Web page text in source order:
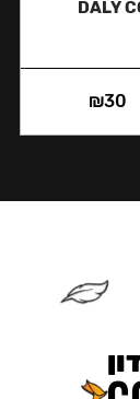
DALY
₪30